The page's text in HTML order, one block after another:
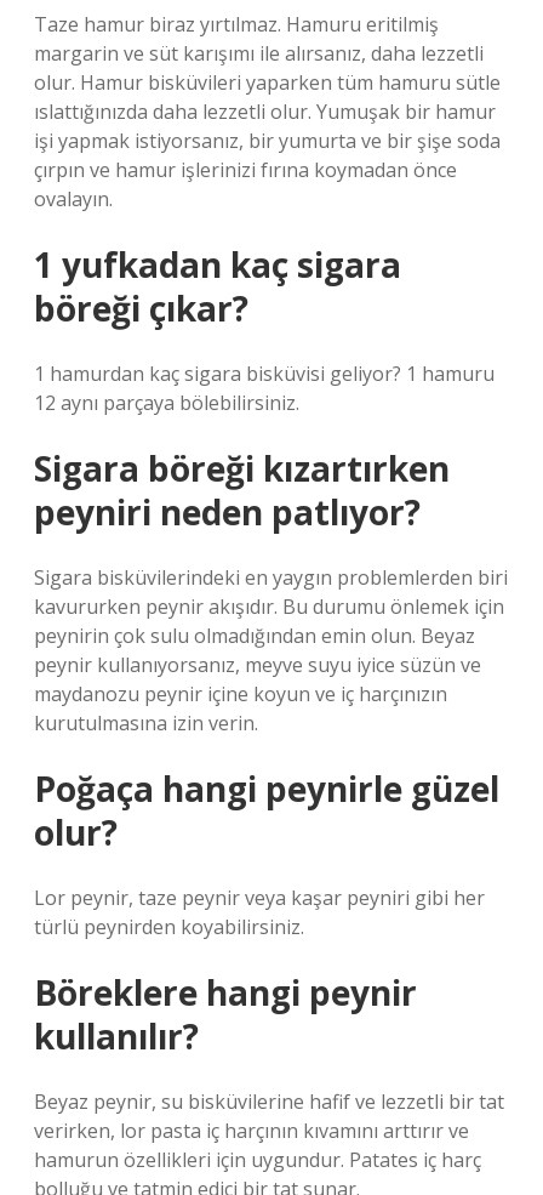
Taze hamur biraz yırtılmaz. Hamuru eritilmiş
margarin ve süt karışımı ile alırsanız, daha lezzetli
olur. Hamur bisküvileri yaparken tüm hamuru sütle
ıslattığınızda daha lezzetli olur. Yumuşak bir hamur
işi yapmak istiyorsanız, bir yumurta ve bir şişe soda
çırpın ve hamur işlerinizi fırına koymadan önce
ovalayın.
1 yufkadan kaç sigara
böreği çıkar?
1 hamurdan kaç sigara bisküvisi geliyor? 1 hamuru
12 aynı parçaya bölebilirsiniz.
Sigara böreği kızartırken
peyniri neden patlıyor?
Sigara bisküvilerindeki en yaygın problemlerden biri
kavururken peynir akışıdır. Bu durumu önlemek için
peynirin çok sulu olmadığından emin olun. Beyaz
peynir kullanıyorsanız, meyve suyu iyice süzün ve
maydanozu peynir içine koyun ve iç harçınızın
kurutulmasına izin verin.
Poğaça hangi peynirle güzel
olur?
Lor peynir, taze peynir veya kaşar peyniri gibi her
türlü peynirden koyabilirsiniz.
Böreklere hangi peynir
kullanılır?
Beyaz peynir, su bisküvilerine hafif ve lezzetli bir tat
verirken, lor pasta iç harçının kıvamını arttırır ve
hamurun özellikleri için uygundur. Patates iç harç
bolluğu ve tatmin edici bir tat sunar.